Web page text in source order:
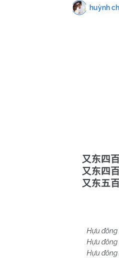
huỳnh
又东四
又东四
又东五
Hựu đông tứ
Hựu đông tứ
Hựu đông